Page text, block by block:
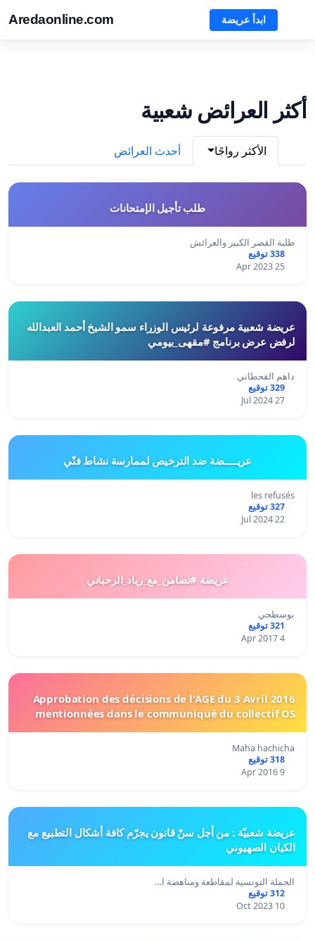
Aredaonline.com ابدأ عريضة
أكثر العرائض شعبية
الأكثر رواجًا أحدث العرائض
طلب تأجيل الإمتحانات
طلبة القصر الكبير والعرائش
338 توقيع
25 Apr 2023
عريضة شعبية مرفوعة لرئيس الوزراء سمو الشيخ أحمد العبدالله
لرفض عرض برنامج #مقهى_بيومي
داهم القحطاني
329 توقيع
27 Jul 2024
عريـــــضة ضد الترخيص لممارسة نشاط فنّي
les refusés
327 توقيع
22 Jul 2024
عريضة #تضامن_مع_زياد_الرحباني
بوسطجي
321 توقيع
4 Apr 2017
Approbation des décisions de l'AGE du 3 Avril 2016
mentionnées dans le communiqué du collectif OS
Maha hachicha
318 توقيع
9 Apr 2016
عريضة شعبيّة : من أجل سنّ قانون يجرّم كافة أشكال التطبيع مع
الكيان الصهيوني
الحملة التونسية لمقاطعة ومناهضة ا…
312 توقيع
10 Oct 2023